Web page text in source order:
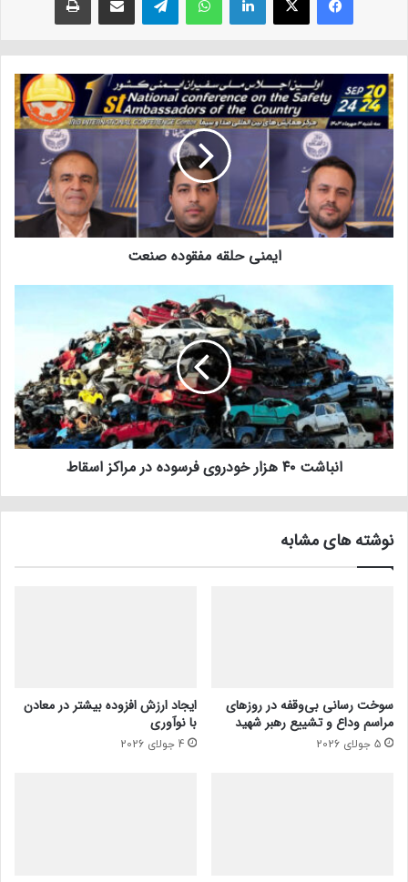
ایمنی حلقه مفقوده صنعت
انباشت ۴۰ هزار خودروی فرسوده در مراکز اسقاط
نوشته های مشابه
سوخت رسانی بی‌وقفه در روز‌های
مراسم وداع و تشییع رهبر شهید
5 جولای 2026
ایجاد ارزش افزوده بیشتر در معادن
با نوآوری
4 جولای 2026